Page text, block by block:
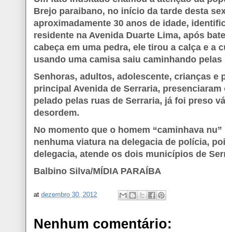
Brejo paraibano, no início da tarde desta
aproximadamente 30 anos de idade,
residente na Avenida Duarte Lima, após
cabeça em uma pedra, ele tirou a calça e a
usando uma camisa saiu caminhando pelas
Senhoras, adultos, adolescente, crianças e
principal Avenida de Serraria,
pelado pelas ruas de Serraria, já foi preso
desordem.
No momento que o homem “caminhava
nenhuma viatura na delegacia de polícia,
delegacia, atende os dois municípios de
Balbino Silva/MÍDIA PARAÍBA
at dezembro 30, 2012
Nenhum comentário: